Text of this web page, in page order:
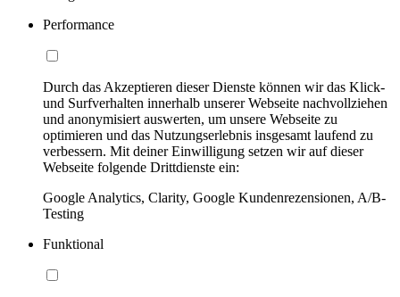
Performance
Durch das Akzeptieren dieser Dienste können wir das Klick-
und Surfverhalten innerhalb unserer Webseite nachvollziehen
und anonymisiert auswerten, um unsere Webseite zu
optimieren und das Nutzungserlebnis insgesamt laufend zu
verbessern. Mit deiner Einwilligung setzen wir auf dieser
Webseite folgende Drittdienste ein:
Google Analytics, Clarity, Google Kundenrezensionen, A/B-
Testing
Funktional